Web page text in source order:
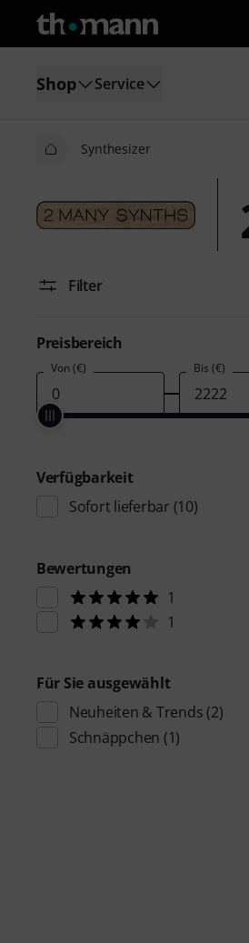
Shop Service
Synthesizer
Filter
Preisbereich
Von (€) Bis (€)
Verfügbarkeit
Sofort lieferbar (10)
Bewertungen
1
1
Für Sie ausgewählt
Neuheiten & Trends (2)
Schnäppchen (1)